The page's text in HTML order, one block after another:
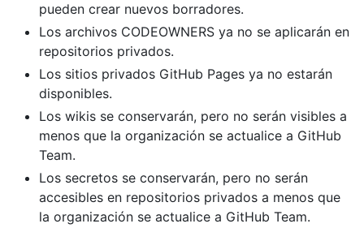
pueden crear nuevos borradores.
Los archivos CODEOWNERS ya no se aplicarán en
repositorios privados.
Los sitios privados GitHub Pages ya no estarán
disponibles.
Los wikis se conservarán, pero no serán visibles a
menos que la organización se actualice a GitHub
Team.
Los secretos se conservarán, pero no serán
accesibles en repositorios privados a menos que
la organización se actualice a GitHub Team.